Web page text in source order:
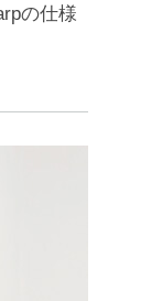
の仕様